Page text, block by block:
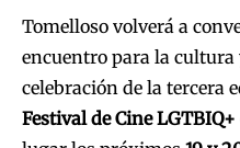
Tomelloso volverá a
encuentro para la
celebración de la tercera
Festival de Cine